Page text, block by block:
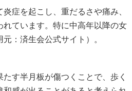
症を起こし、重だるさや痛み、
ています。特に中高年以降の女
： 済生会公式サイト ）。
す半月板が傷つくことで、歩く